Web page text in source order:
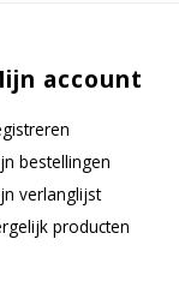
account
bestellingen
verlanglijst
producten